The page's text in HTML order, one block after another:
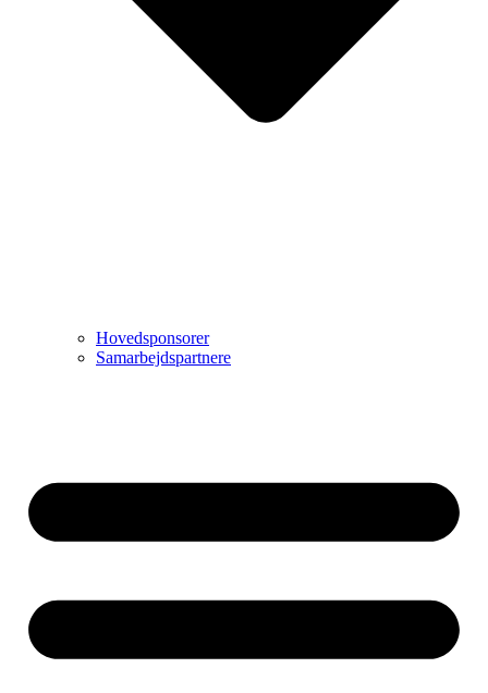
Hovedsponsorer
Samarbejdspartnere